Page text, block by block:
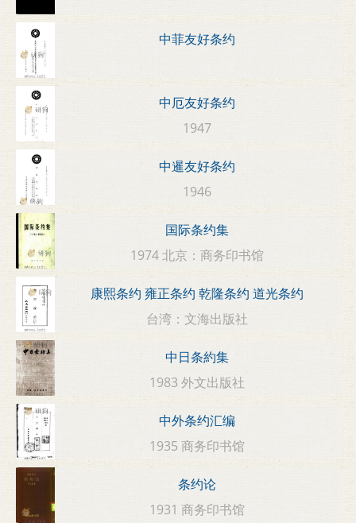
中菲友好条约
中厄友好条约
1947
中暹友好条约
1946
国际条约集
1974 北京：商务印书馆
康熙条约 雍正条约 乾隆条约 道光条约
台湾：文海出版社
中日条約集
1983 外文出版社
中外条约汇编
1935 商务印书馆
条约论
1931 商务印书馆